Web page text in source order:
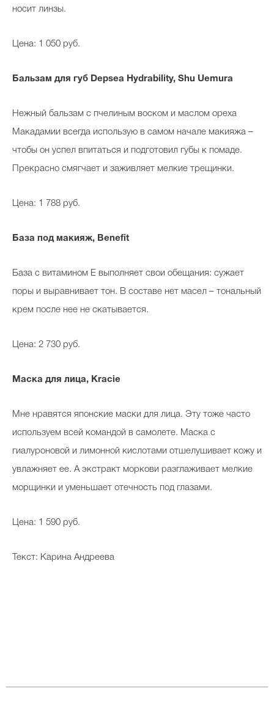
носит линзы.
Цена: 1 050 руб.
Бальзам для губ Depsea Hydrability, Shu Uemura
Нежный бальзам с пчелиным воском и маслом ореха
Макадамии всегда использую в самом начале макияжа –
чтобы он успел впитаться и подготовил губы к помаде.
Прекрасно смягчает и заживляет мелкие трещинки.
Цена: 1 788 руб.
База под макияж, Benefit
База с витамином Е выполняет свои обещания: сужает
поры и выравнивает тон. В составе нет масел – тональный
крем после нее не скатывается.
Цена: 2 730 руб.
Маска для лица, Kracie
Мне нравятся японские маски для лица. Эту тоже часто
используем всей командой в самолете. Маска с
гиалуроновой и лимонной кислотами отшелушивает кожу и
увлажняет ее. А экстракт моркови разглаживает мелкие
морщинки и уменьшает отечность под глазами.
Цена: 1 590 руб.
Текст: Карина Андреева